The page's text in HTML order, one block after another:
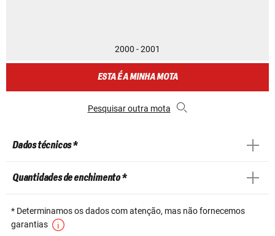
2000 - 2001
ESTA É A MINHA MOTA
Pesquisar outra mota
Dados técnicos *
Quantidades de enchimento *
* Determinamos os dados com atenção, mas não fornecemos
garantias